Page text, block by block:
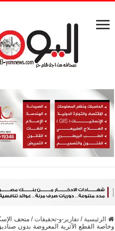
الرئيسية / تقارير-و-تحقيقات / متحف
وخاصة القطع الآثرية المعروضة بدون